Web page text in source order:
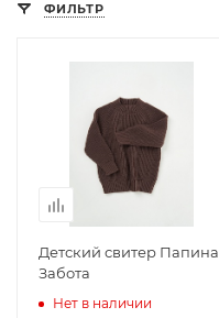
ФИЛЬТР
Детский свитер Папина
Забота
Нет в наличии